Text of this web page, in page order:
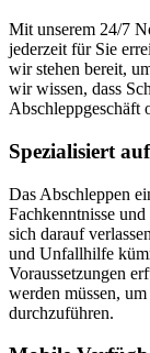
Mit unserem 24/7
jederzeit für Sie
wir stehen bereit,
wir wissen, dass
Abschleppgeschäft
Spezialisiert
Das Abschleppen
Fachkenntnisse
sich darauf
und Unfallhilfe
Voraussetzungen
werden müssen,
durchzuführen.